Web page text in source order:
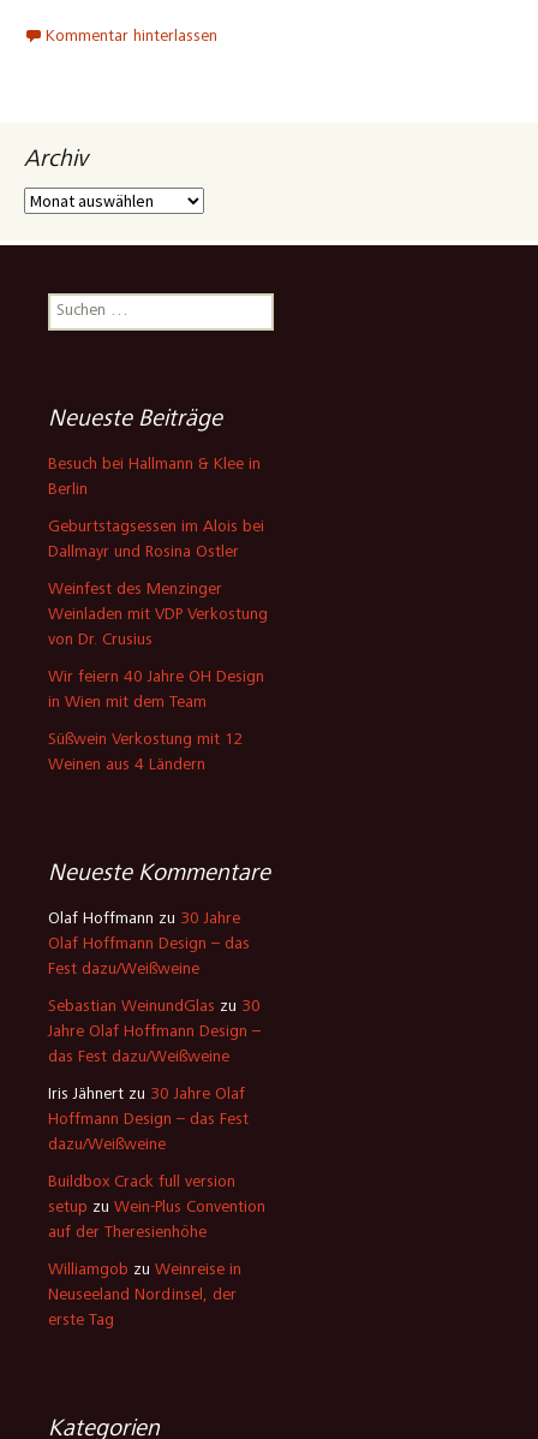
Kommentar hinterlassen
Archiv
Archiv
Suchen
nach:
Neueste Beiträge
Besuch bei Hallmann & Klee in
Berlin
Geburtstagsessen im Alois bei
Dallmayr und Rosina Ostler
Weinfest des Menzinger
Weinladen mit VDP Verkostung
von Dr. Crusius
Wir feiern 40 Jahre OH Design
in Wien mit dem Team
Süßwein Verkostung mit 12
Weinen aus 4 Ländern
Neueste Kommentare
Olaf Hoffmann zu 30 Jahre
Olaf Hoffmann Design – das
Fest dazu/Weißweine
Sebastian WeinundGlas zu 30
Jahre Olaf Hoffmann Design –
das Fest dazu/Weißweine
Iris Jähnert zu 30 Jahre Olaf
Hoffmann Design – das Fest
dazu/Weißweine
Buildbox Crack full version
setup zu Wein-Plus Convention
auf der Theresienhöhe
Williamgob zu Weinreise in
Neuseeland Nordinsel, der
erste Tag
Kategorien